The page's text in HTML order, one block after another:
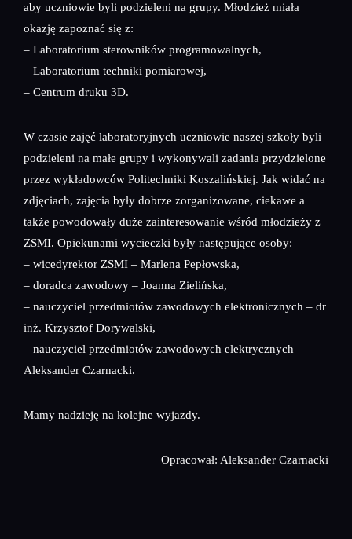
aby uczniowie byli podzieleni na grupy. Młodzież miała
okazję zapoznać się z:
– Laboratorium sterowników programowalnych,
– Laboratorium techniki pomiarowej,
– Centrum druku 3D.
W czasie zajęć laboratoryjnych uczniowie naszej szkoły byli
podzieleni na małe grupy i wykonywali zadania przydzielone
przez wykładowców Politechniki Koszalińskiej. Jak widać na
zdjęciach, zajęcia były dobrze zorganizowane, ciekawe a
także powodowały duże zainteresowanie wśród młodzieży z
ZSMI. Opiekunami wycieczki były następujące osoby:
– wicedyrektor ZSMI – Marlena Pepłowska,
– doradca zawodowy – Joanna Zielińska,
– nauczyciel przedmiotów zawodowych elektronicznych – dr
inż. Krzysztof Dorywalski,
– nauczyciel przedmiotów zawodowych elektrycznych –
Aleksander Czarnacki.
Mamy nadzieję na kolejne wyjazdy.
Opracował: Aleksander Czarnacki